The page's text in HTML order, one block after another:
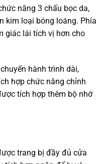
năng 3 chấu bọc da,
kim loại bóng loáng. Phía
giác lái tích vị hơn cho
hành trình dài,
hợp chức năng chỉnh
tích hợp thêm bộ nhớ
trang bị đầy đủ cửa